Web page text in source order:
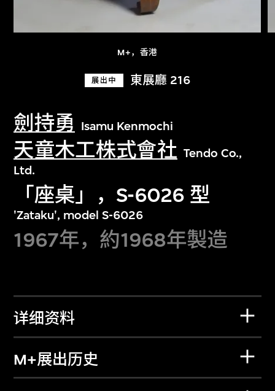
M+，香港
展出中 東展廳 216
劍持勇 Isamu Kenmochi
天童木工株式會社 Tendo Co.,
Ltd.
「座桌」，S-6026 型
'Zataku', model S-6026
1967年，約1968年製造
详细资料
M+展出历史
关于M+藏品